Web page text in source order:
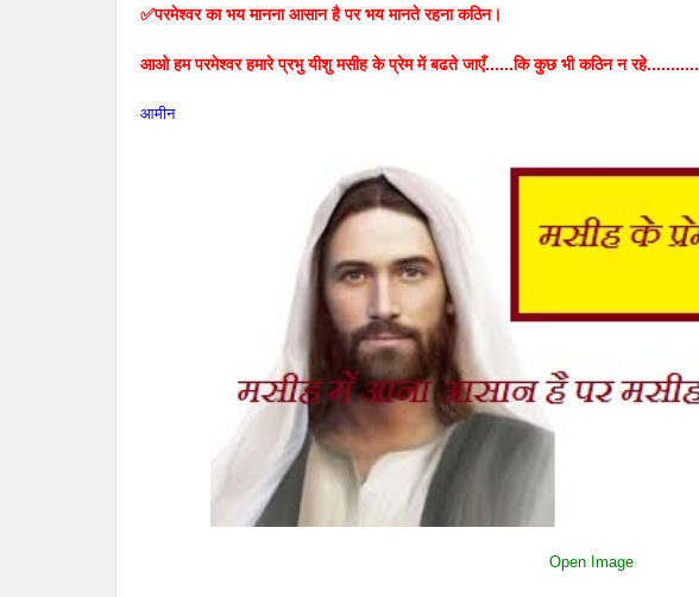
✅परमेश्वर का भय मानना आसान है पर भय मानते रहना कठिन।
आओ हम परमेश्वर हमारे प्रभु यीशु मसीह के प्रेम में बढते जाएँ......कि कुछ भी कठिन न रहे...........
आमीन
Open Image